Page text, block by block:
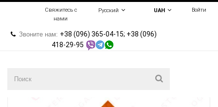
Войти
UAH
Русский
Свяжитесь с
нами
Звоните нам: +38 (096) 365-04-15; +38 (096)
418-29-95